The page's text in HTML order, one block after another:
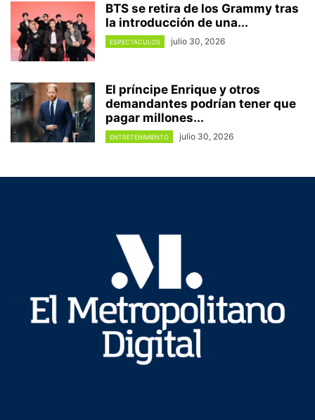
BTS se retira de los Grammy tras
la introducción de una...
ESPECTÁCULOS julio 30, 2026
El príncipe Enrique y otros
demandantes podrían tener que
pagar millones...
ENTRETENIMIENTO julio 30, 2026